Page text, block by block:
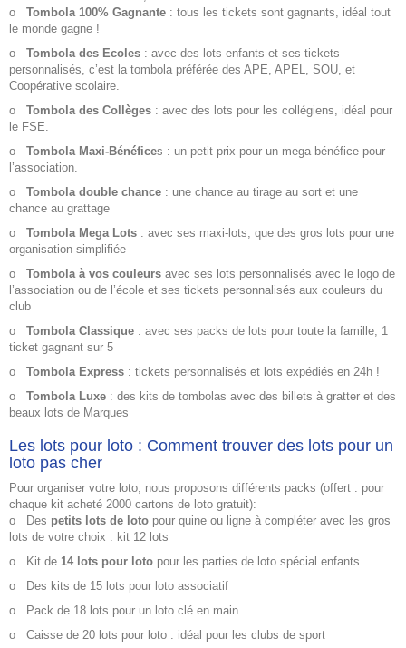
o
Tombola 100% Gagnante : tous les tickets sont gagnants, idéal tout
le monde gagne !
o
Tombola des Ecoles : avec des lots enfants et ses tickets
personnalisés, c’est la tombola préférée des APE, APEL, SOU, et
Coopérative scolaire.
o
Tombola des Collèges : avec des lots pour les collégiens, idéal pour
le FSE.
o
Tombola Maxi-Bénéfices : un petit prix pour un mega bénéfice pour
l’association.
o
Tombola double chance : une chance au tirage au sort et une
chance au grattage
o
Tombola Mega Lots : avec ses maxi-lots, que des gros lots pour une
organisation simplifiée
o
Tombola à vos couleurs avec ses lots personnalisés avec le logo de
l’association ou de l’école et ses tickets personnalisés aux couleurs du
club
o
Tombola Classique : avec ses packs de lots pour toute la famille, 1
ticket gagnant sur 5
o
Tombola Express : tickets personnalisés et lots expédiés en 24h !
o
Tombola Luxe : des kits de tombolas avec des billets à gratter et des
beaux lots de Marques
Les lots pour loto : Comment trouver des lots pour un
loto pas cher
Pour organiser votre loto, nous proposons différents packs (offert : pour
chaque kit acheté 2000 cartons de loto gratuit):
o
Des petits lots de loto pour quine ou ligne à compléter avec les gros
lots de votre choix : kit 12 lots
o
Kit de 14 lots pour loto pour les parties de loto spécial enfants
o
Des kits de 15 lots pour loto associatif
o
Pack de 18 lots pour un loto clé en main
o
Caisse de 20 lots pour loto : idéal pour les clubs de sport